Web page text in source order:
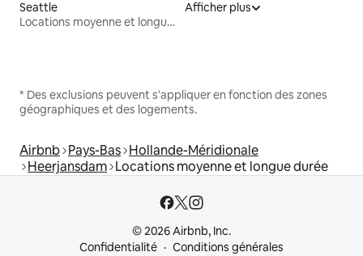
Seattle
Locations moyenne et longue durée
Afficher plus
* Des exclusions peuvent s'appliquer en fonction des zones
géographiques et des logements.
Airbnb Pays-Bas Hollande-Méridionale
Heerjansdam Locations moyenne et longue durée
© 2026 Airbnb, Inc.
Confidentialité
Conditions générales